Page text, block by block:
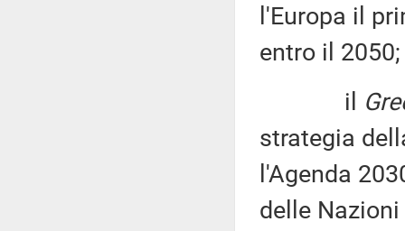
l'Europa il
entro il 2050;
il
strategia
l'Agenda
delle